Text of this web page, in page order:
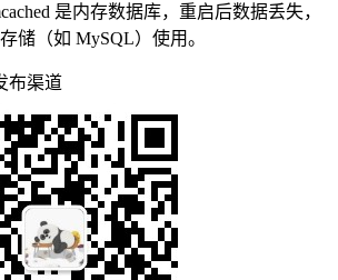
是内存数据库，重启后数据丢失，
储（如 MySQL）使用。
布渠道